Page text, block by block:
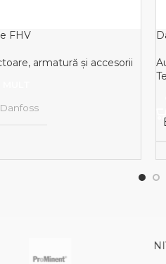
FHV
armatură și accesorii
Danfoss